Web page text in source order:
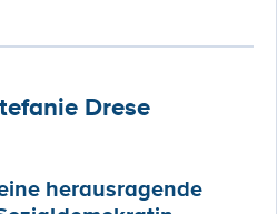
Drese
herausragende